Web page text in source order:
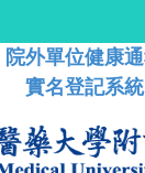
院外單位健康
實名登記系統